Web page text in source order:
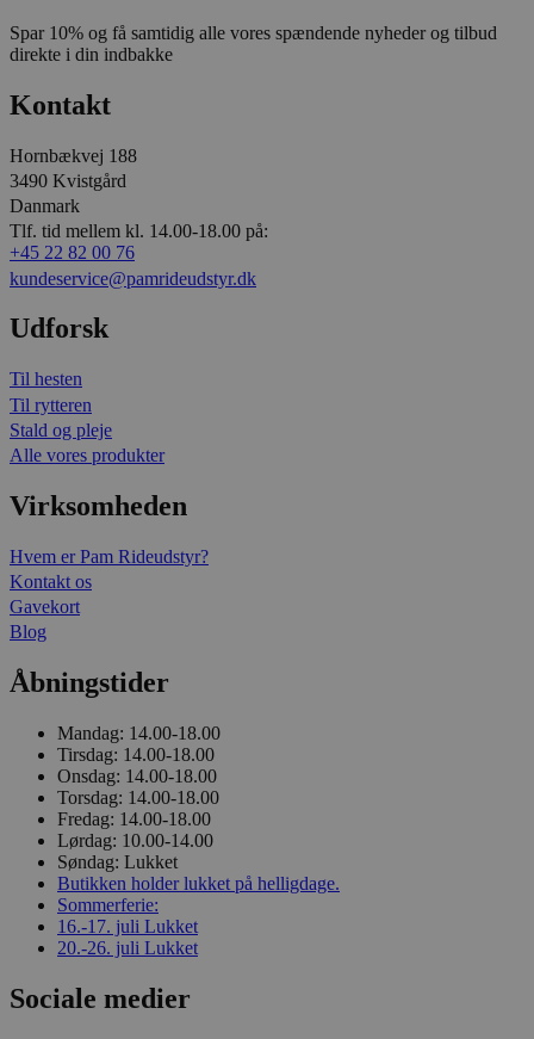
Spar 10% og få samtidig alle vores spændende nyheder og tilbud
direkte i din indbakke
Kontakt
Hornbækvej 188
3490 Kvistgård
Danmark
Tlf. tid mellem kl. 14.00-18.00 på:
+45 22 82 00 76
kundeservice@pamrideudstyr.dk
Udforsk
Til hesten
Til rytteren
Stald og pleje
Alle vores produkter
Virksomheden
Hvem er Pam Rideudstyr?
Kontakt os
Gavekort
Blog
Åbningstider
Mandag: 14.00-18.00
Tirsdag: 14.00-18.00
Onsdag: 14.00-18.00
Torsdag: 14.00-18.00
Fredag: 14.00-18.00
Lørdag: 10.00-14.00
Søndag: Lukket
Butikken holder lukket på helligdage.
Sommerferie:
16.-17. juli Lukket
20.-26. juli Lukket
Sociale medier